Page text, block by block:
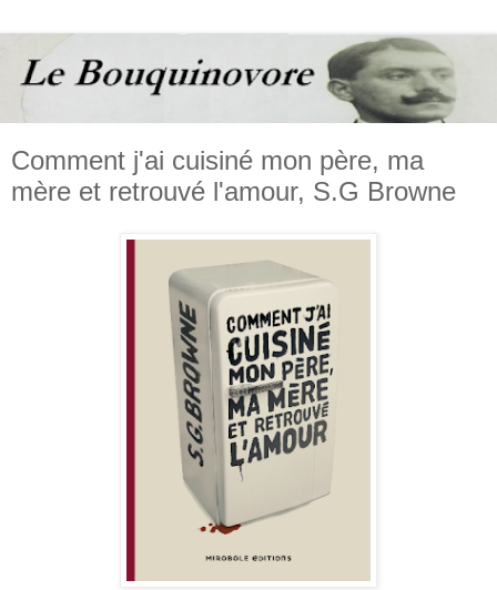
Comment j'ai cuisiné mon père, ma
mère et retrouvé l'amour, S.G Browne